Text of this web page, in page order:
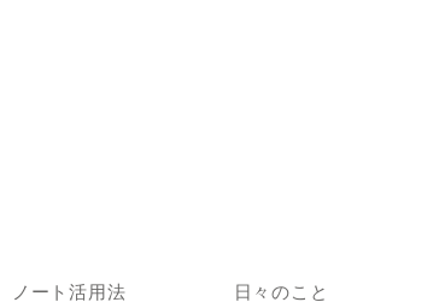
ノート活用法 日々のこと